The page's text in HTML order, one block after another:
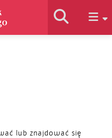
lub znajdować się